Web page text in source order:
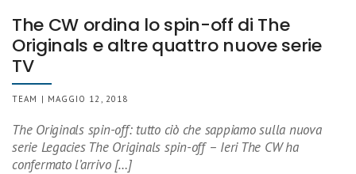
The CW ordina lo spin-off di The
Originals e altre quattro nuove serie
TV
TEAM | MAGGIO 12, 2018
The Originals spin-off: tutto ciò che sappiamo sulla nuova
serie Legacies The Originals spin-off – Ieri The CW ha
confermato l’arrivo […]